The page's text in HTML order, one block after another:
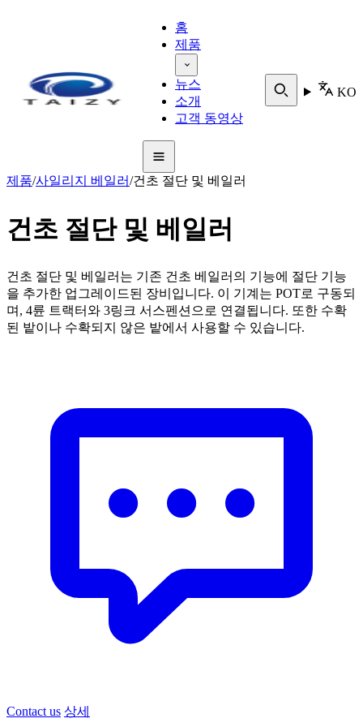
홈
제품
뉴스
소개
고객 동영상
KO
제품/사일리지 베일러/건초 절단 및 베일러
건초 절단 및 베일러
건초 절단 및 베일러는 기존 건초 베일러의 기능에 절단 기능
을 추가한 업그레이드된 장비입니다. 이 기계는 POT로 구동되
며, 4륜 트랙터와 3링크 서스펜션으로 연결됩니다. 또한 수확
된 밭이나 수확되지 않은 밭에서 사용할 수 있습니다.
Contact us 상세